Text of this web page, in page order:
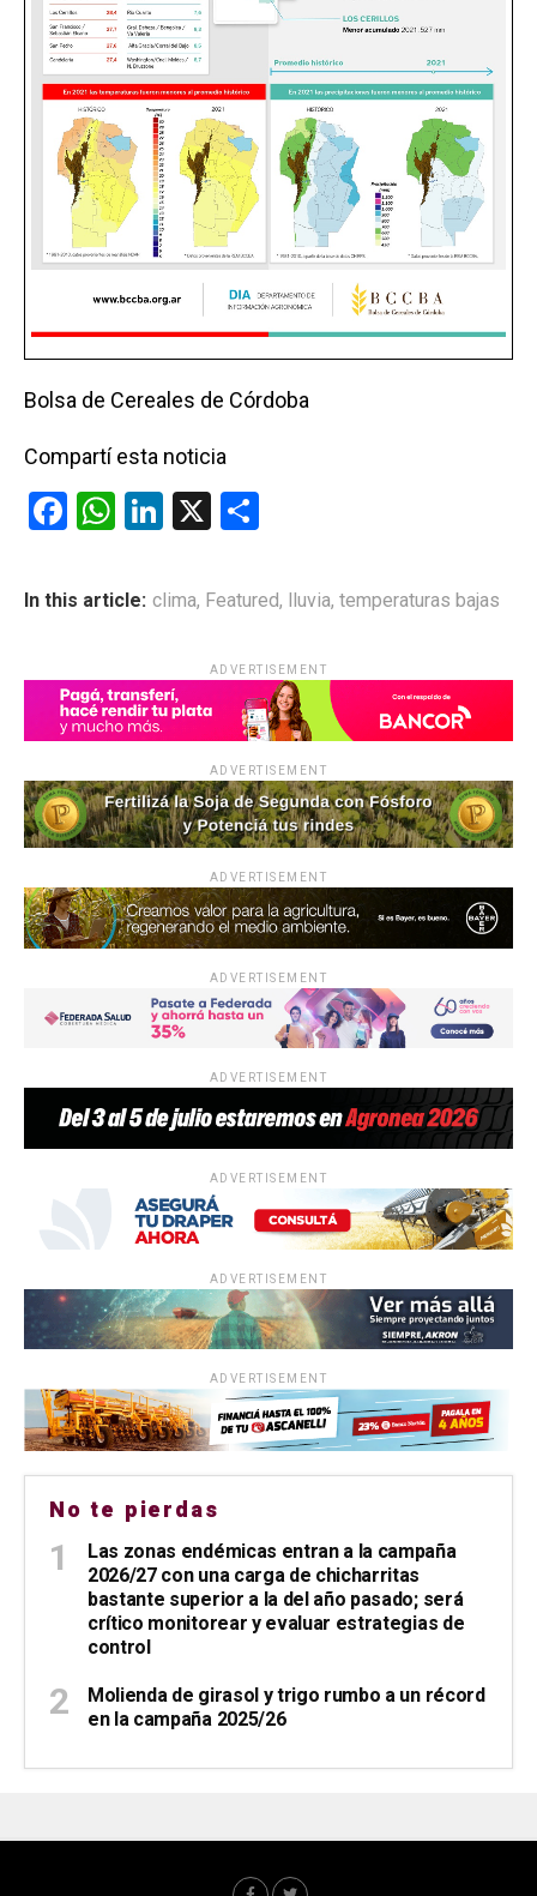
Bolsa de Cereales de Córdoba
Compartí esta noticia
F
ce
o
k
W
at
p
p
Li
ke
X
m
ar
tir
In this article: clima, Featured, lluvia, temperaturas bajas
ADVERTISEMENT
ADVERTISEMENT
ADVERTISEMENT
ADVERTISEMENT
ADVERTISEMENT
ADVERTISEMENT
ADVERTISEMENT
ADVERTISEMENT
No te pierdas
Las zonas endémicas entran a la campaña
2026/27 con una carga de chicharritas
bastante superior a la del año pasado; será
crítico monitorear y evaluar estrategias de
control
Molienda de girasol y trigo rumbo a un récord
en la campaña 2025/26